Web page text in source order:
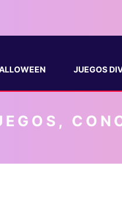
JUEGOS